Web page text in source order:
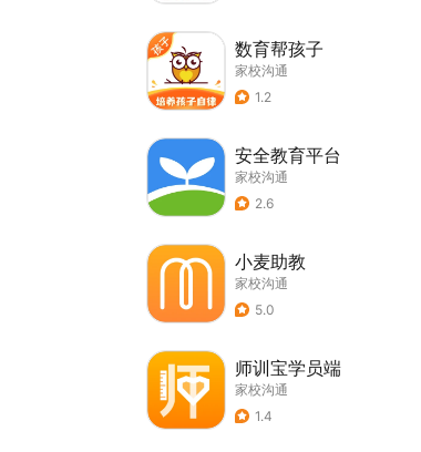
数育帮孩子
家校沟通
1.2
安全教育平台
家校沟通
2.6
小麦助教
家校沟通
5.0
师训宝学员端
家校沟通
1.4